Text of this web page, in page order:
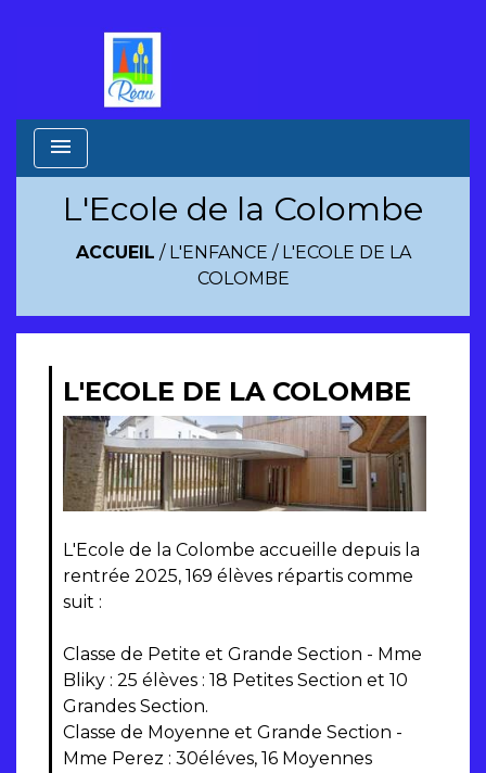
menu
L'Ecole de la Colombe
ACCUEIL / L'ENFANCE / L'ECOLE DE LA
COLOMBE
L'ECOLE DE LA COLOMBE
L'Ecole de la Colombe accueille depuis la
rentrée 2025, 169 élèves répartis comme
suit :
Classe de Petite et Grande Section - Mme
Bliky : 25 élèves : 18 Petites Section et 10
Grandes Section.
Classe de Moyenne et Grande Section -
Mme Perez : 30éléves, 16 Moyennes